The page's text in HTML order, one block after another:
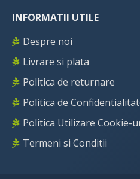
INFORMATII UTILE
Despre noi
Livrare si plata
Politica de returnare
Politica de
Politica Utilizare Cookie-
Termeni si Conditii